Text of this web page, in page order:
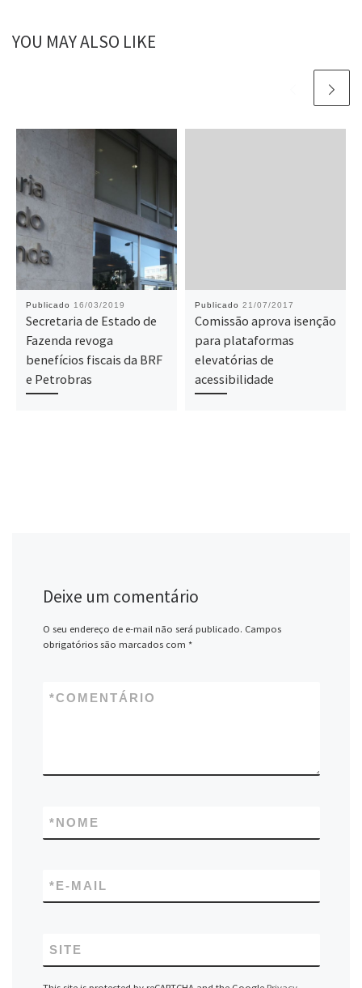
YOU MAY ALSO LIKE
Publicado 16/03/2019
Secretaria de Estado de
Fazenda revoga
benefícios fiscais da BRF
e Petrobras
Publicado 21/07/2017
Comissão aprova isenção
para plataformas
elevatórias de
acessibilidade
Deixe um comentário
O seu endereço de e-mail não será publicado. Campos
obrigatórios são marcados com *
COMENTÁRIO
*
NOME
*
E-MAIL
*
SITE